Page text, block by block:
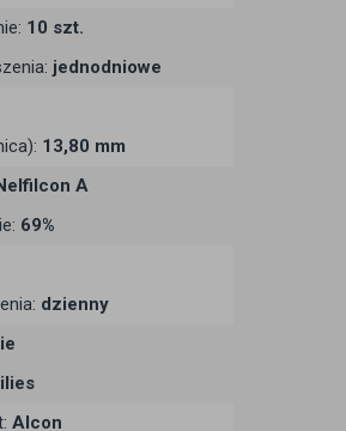
10 szt.
jednodniowe
13,80 mm
A
69%
dzienny
Alcon